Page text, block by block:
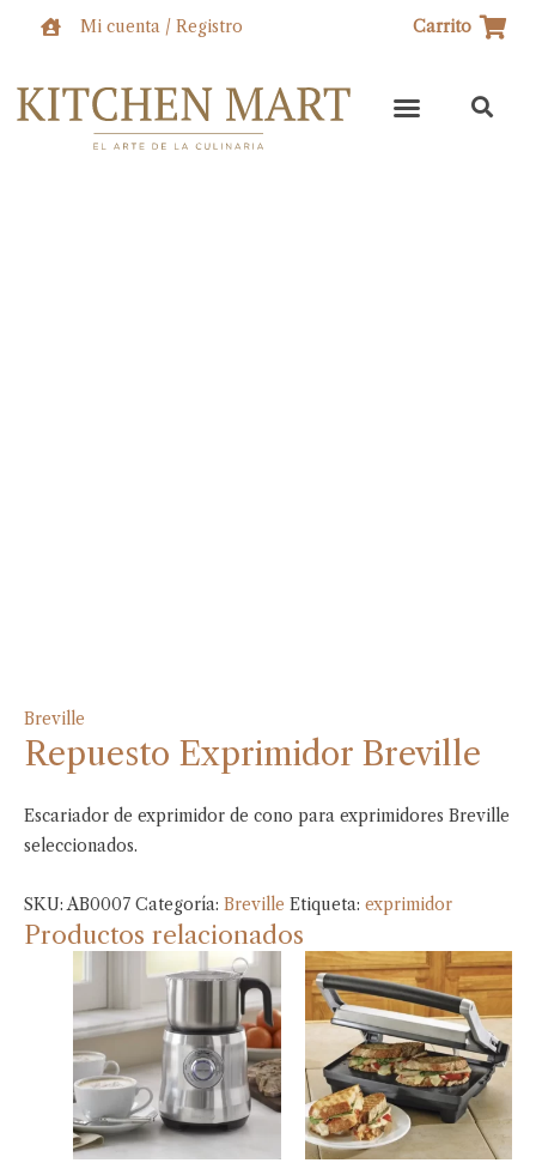
Mi cuenta / Registro Carrito
Breville
Repuesto Exprimidor Breville
Escariador de exprimidor de cono para exprimidores Breville
seleccionados.
SKU:AB0007 Categoría: Breville Etiqueta: exprimidor
Productos relacionados